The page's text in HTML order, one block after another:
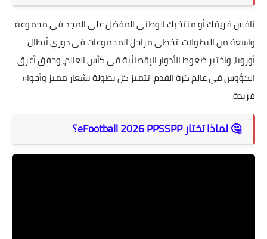
نافس فريقك أو منتخبك الوطني المفضل على المجد في مجموعة
واسعة من البطولات. تخطى مراحل المجموعات في دوري أبطال
أوروبا، واختبر ضغوط الأدوار الإقصائية في كأس العالم، وحقق أعرق
الكؤوس في عالم كرة القدم. تتميز كل بطولة بشعار مميز وأجواء
فريدة.
🤔 لماذا تختار eFootball 2026 PPSSPP؟